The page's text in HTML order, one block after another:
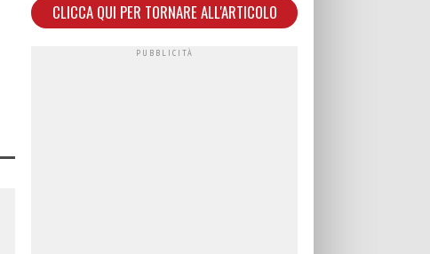
CLICCA QUI PER TORNARE ALL'ARTICOLO